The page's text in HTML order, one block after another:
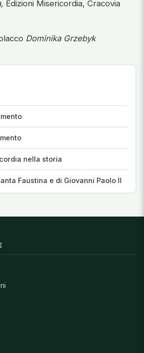
Edizioni Misericordia, Cracovia
Dominika Grzebyk
nella storia
Faustina e di Giovanni Paolo II